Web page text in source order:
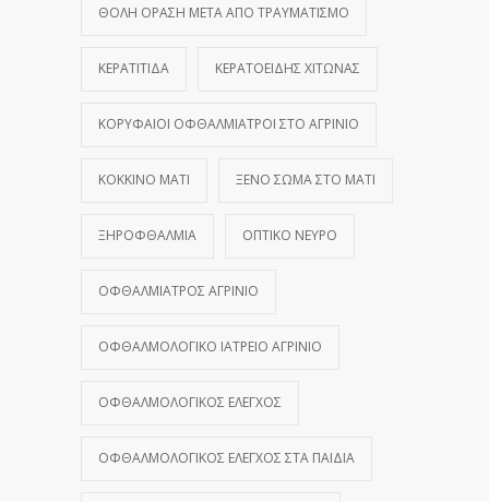
ΘΟΛΉ ΌΡΑΣΗ ΜΕΤΆ ΑΠΌ ΤΡΑΥΜΑΤΙΣΜΌ
ΚΕΡΑΤΊΤΙΔΑ ΚΕΡΑΤΟΕΙΔΉΣ ΧΙΤΏΝΑΣ
ΚΟΡΥΦΑΊΟΙ ΟΦΘΑΛΜΊΑΤΡΟΙ ΣΤΟ ΑΓΡΊΝΙΟ
ΚΌΚΚΙΝΟ ΜΆΤΙ ΞΈΝΟ ΣΏΜΑ ΣΤΟ ΜΆΤΙ
ΞΗΡΟΦΘΑΛΜΊΑ ΟΠΤΙΚΌ ΝΕΎΡΟ
ΟΦΘΑΛΜΊΑΤΡΟΣ ΑΓΡΊΝΙΟ
ΟΦΘΑΛΜΟΛΟΓΙΚΌ ΙΑΤΡΕΊΟ ΑΓΡΊΝΙΟ
ΟΦΘΑΛΜΟΛΟΓΙΚΌΣ ΈΛΕΓΧΟΣ
ΟΦΘΑΛΜΟΛΟΓΙΚΌΣ ΈΛΕΓΧΟΣ ΣΤΑ ΠΑΙΔΙΆ